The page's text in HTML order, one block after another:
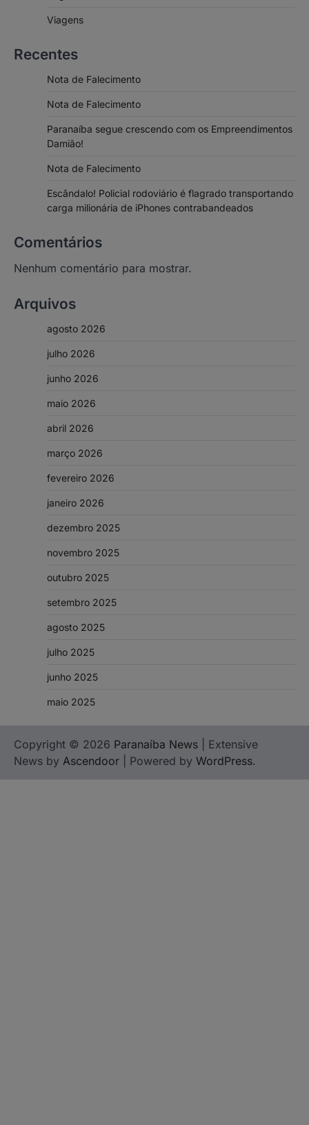
Viagens
Recentes
Nota de Falecimento
Nota de Falecimento
Paranaíba segue crescendo com os Empreendimentos
Damião!
Nota de Falecimento
Escândalo! Policial rodoviário é flagrado transportando
carga milionária de iPhones contrabandeados
Comentários
Nenhum comentário para mostrar.
Arquivos
agosto 2026
julho 2026
junho 2026
maio 2026
abril 2026
março 2026
fevereiro 2026
janeiro 2026
dezembro 2025
novembro 2025
outubro 2025
setembro 2025
agosto 2025
julho 2025
junho 2025
maio 2025
Copyright © 2026 Paranaíba News | Extensive
News by Ascendoor | Powered by WordPress.